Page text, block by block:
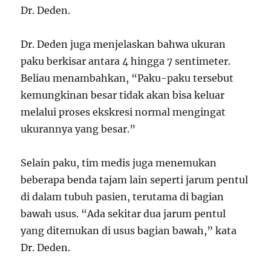
Dr. Deden.
Dr. Deden juga menjelaskan bahwa ukuran
paku berkisar antara 4 hingga 7 sentimeter.
Beliau menambahkan, “Paku-paku tersebut
kemungkinan besar tidak akan bisa keluar
melalui proses ekskresi normal mengingat
ukurannya yang besar.”
Selain paku, tim medis juga menemukan
beberapa benda tajam lain seperti jarum pentul
di dalam tubuh pasien, terutama di bagian
bawah usus. “Ada sekitar dua jarum pentul
yang ditemukan di usus bagian bawah,” kata
Dr. Deden.